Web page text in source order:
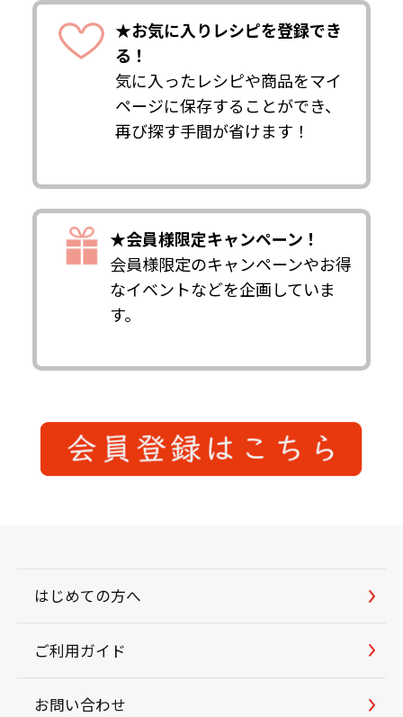
★お気に入りレシピを登録でき
る！
気に入ったレシピや商品をマイ
ページに保存することができ、
再び探す手間が省けます！
★会員様限定キャンペーン！
会員様限定のキャンペーンやお得
なイベントなどを企画していま
す。
はじめての方へ
ご利用ガイド
お問い合わせ